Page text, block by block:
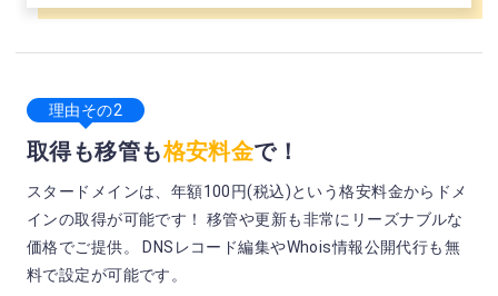
理由その2
取得も移管も格安料金で！
スタードメインは、年額100円(税込)という格安料金からドメ
インの取得が可能です！ 移管や更新も非常にリーズナブルな
価格でご提供。 DNSレコード編集やWhois情報公開代行も無
料で設定が可能です。